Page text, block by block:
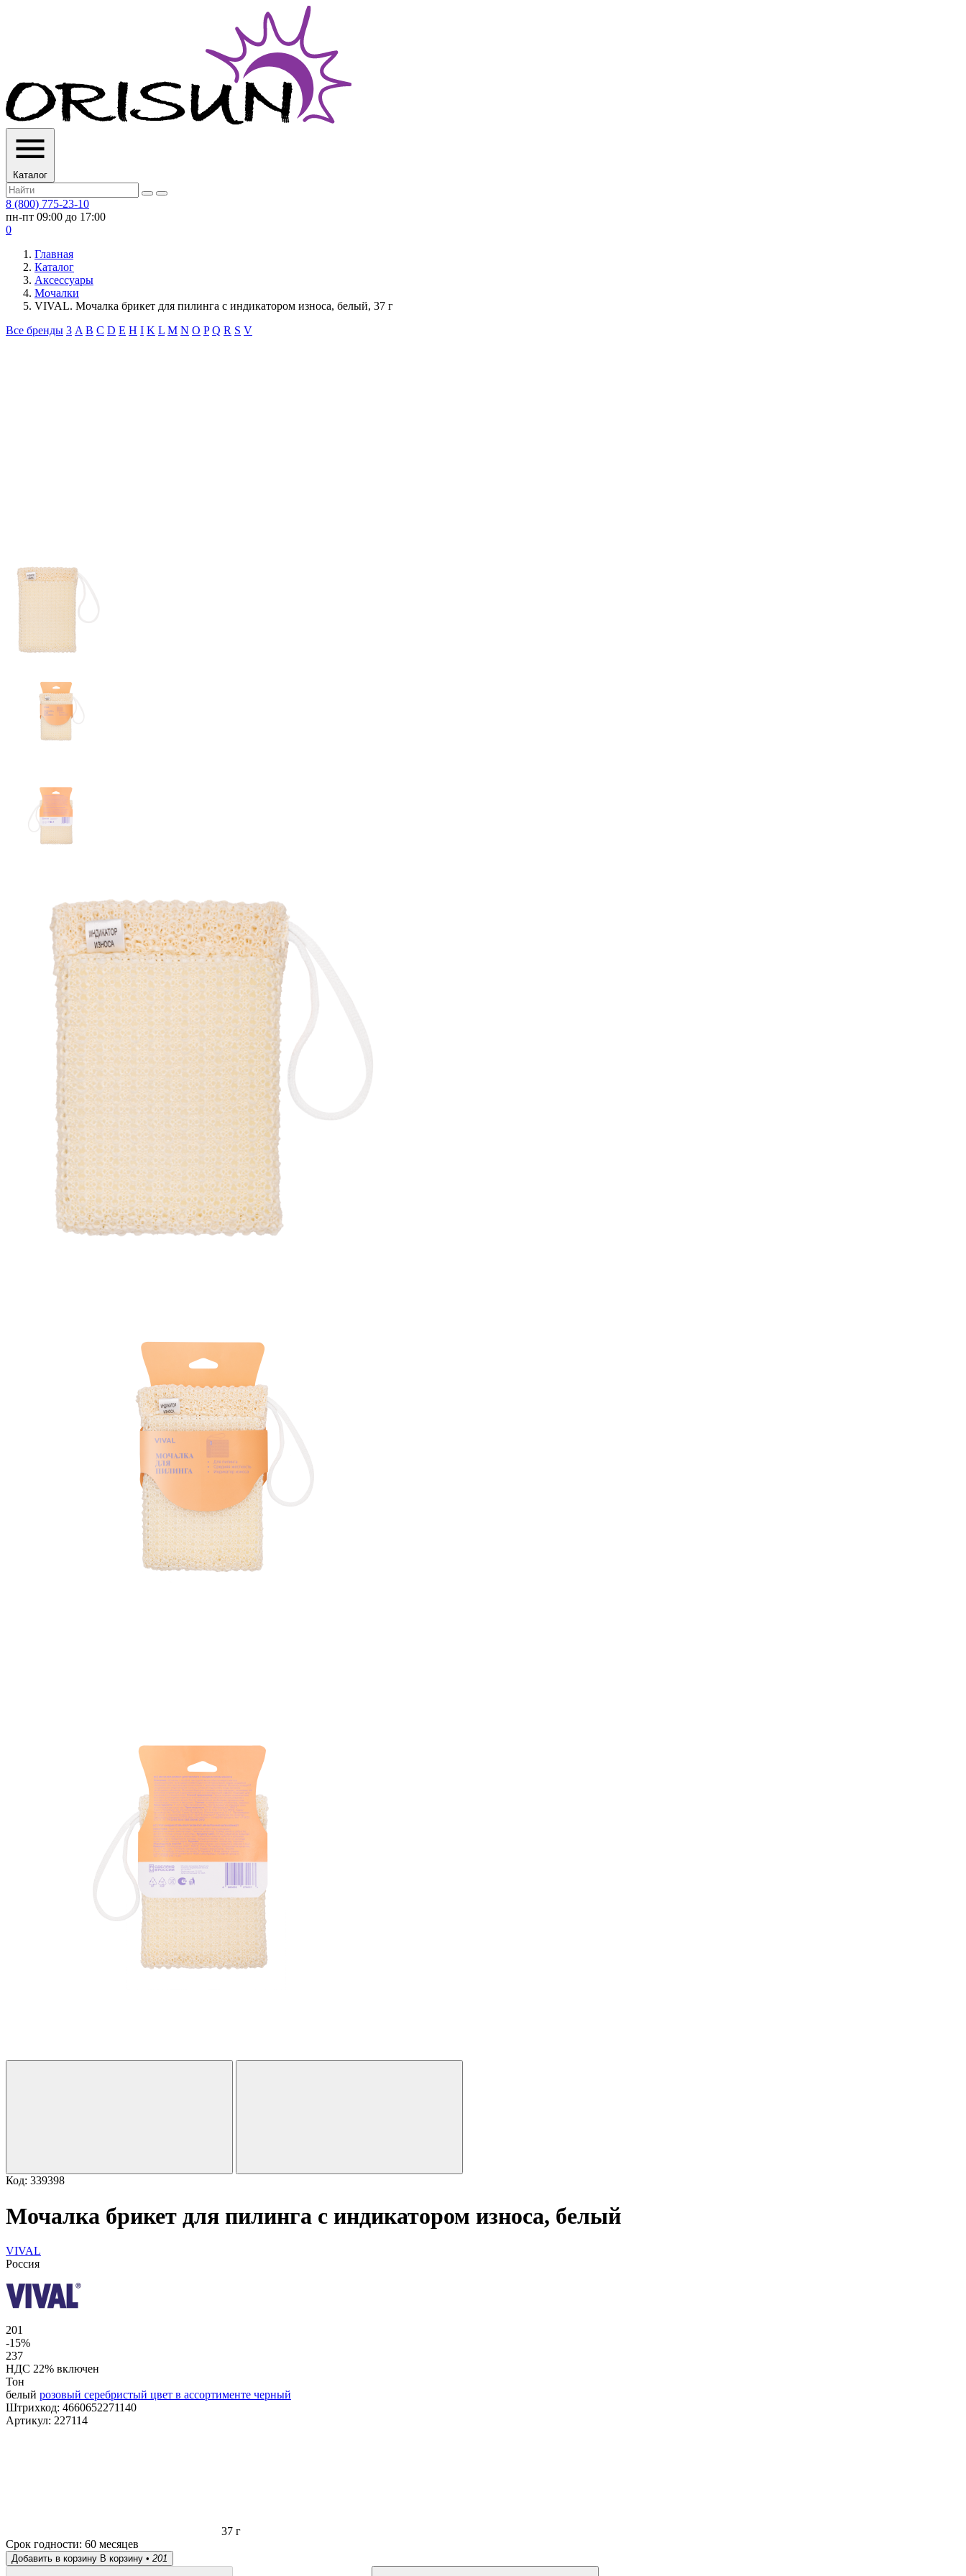
Каталог
8 (800) 775-23-10
пн-пт 09:00 до 17:00
0
Главная
Каталог
Аксессуары
Мочалки
VIVAL. Мочалка брикет для пилинга с индикатором износа, белый, 37 г
Все бренды 3 A B C D E H I K L M N O P Q R S V
Код: 339398
Мочалка брикет для пилинга с индикатором износа, белый
VIVAL
Россия
201
-15%
237
НДС 22% включен
Тон
белый розовый серебристый цвет в ассортименте черный
Штрихкод: 4660652271140
Артикул: 227114
37 г
Срок годности: 60 месяцев
Добавить в корзину В корзину • 201